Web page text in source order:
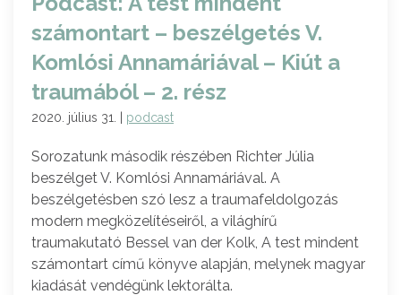
számontart – beszélgetés V.
Komlósi Annamáriával – Kiút a
traumából – 2. rész
2020. július 31. | podcast
Sorozatunk második részében Richter Júlia
beszélget V. Komlósi Annamáriával. A
beszélgetésben szó lesz a traumafeldolgozás
modern megközelítéseiről, a világhírű
traumakutató Bessel van der Kolk, A test mindent
számontart című könyve alapján, melynek magyar
kiadását vendégünk lektorálta.